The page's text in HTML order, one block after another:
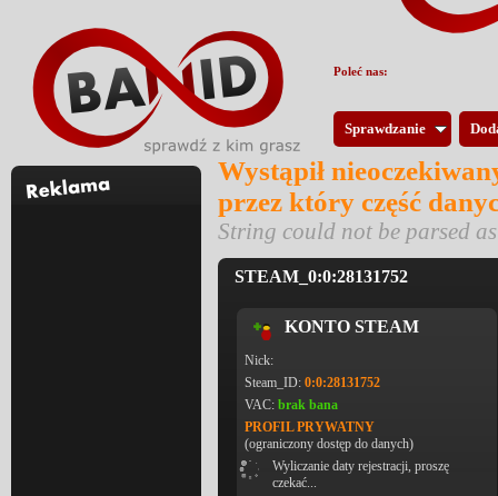
Sprawdzanie
Wystąpił
przez który część
String could not be parsed
STEAM_0:0:28131752
KONTO STEAM
Nick:
Steam_ID: 0:0:28131752
VAC: brak bana
PROFIL PRYWATNY
(ograniczony dostęp do danych)
Wyliczanie daty rejestracji, proszę
czekać...
Poleć nas: